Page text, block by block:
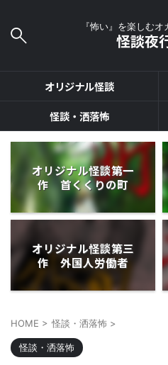
『怖い』を楽しむ
怪談夜
オリジナル怪談
怪談・洒落怖
オリジナル怪談第一
作 首くくりの町
オリジナル怪談第三
作 外国人労働者
HOME > 怪談・洒落怖 >
怪談・洒落怖